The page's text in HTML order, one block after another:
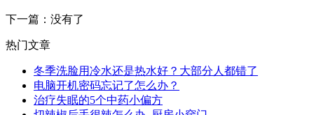
下一篇：没有了
热门文章
冬季洗脸用冷水还是热水好？大部分人都错了
电脑开机密码忘记了怎么办？
治疗失眠的5个中药小偏方